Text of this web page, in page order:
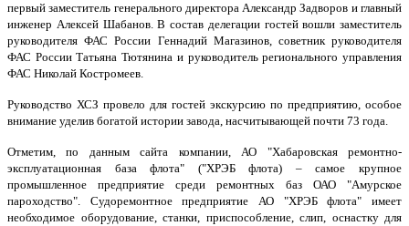
первый заместитель генерального директора Александр Задворов и главный
инженер Алексей Шабанов. В состав делегации гостей вошли заместитель
руководителя ФАС России Геннадий Магазинов, советник руководителя
ФАС России Татьяна Тютянина и руководитель регионального управления
ФАС Николай Костромеев.
Руководство ХСЗ провело для гостей экскурсию по предприятию, особое
внимание уделив богатой истории завода, насчитывающей почти 73 года.
Отметим, по данным сайта компании, АО "Хабаровская ремонтно-
эксплуатационная база флота" ("ХРЭБ флота) – самое крупное
промышленное предприятие среди ремонтных баз ОАО "Амурское
пароходство". Судоремонтное предприятие АО "ХРЭБ флота" имеет
необходимое оборудование, станки, приспособление, слип, оснастку для